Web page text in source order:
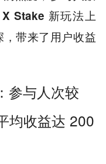
X Stake 新玩法上
，带来了用户收益
参与人次较
均收益达 200